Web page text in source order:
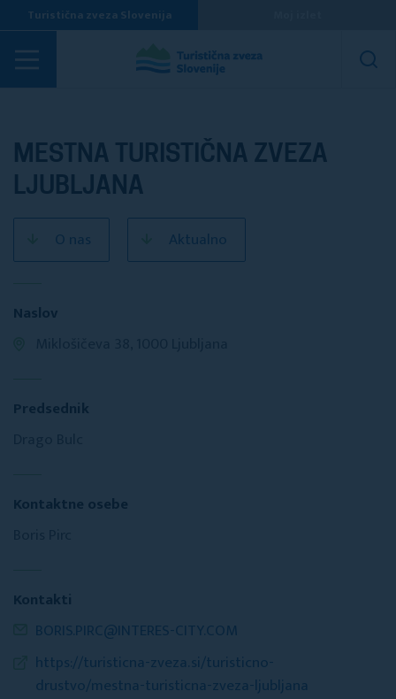
Turistična zveza Slovenija
Turistična društva
MESTNA TURISTIČNA ZVEZA
LJUBLJANA
O nas Aktualno
Naslov
Predsednik
Kontaktne osebe
Kontakti
BORIS.PIRC@INTERES-CITY.COM
https://turisticna-zveza.si/turisticno-
drustvo/mestna-turisticna-zveza-ljubljana